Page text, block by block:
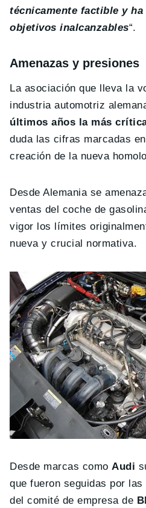
técnicamente factible y ha
objetivos inalcanzables“.
Amenazas y presiones
La asociación que lleva la
industria automotriz
últimos años la más
duda las cifras marcadas
creación de la nueva
Desde Alemania se
ventas del coche de
vigor los límites
nueva y crucial normativa.
Desde marcas comoAudi
que fueron seguidas por
del comité de empresa de